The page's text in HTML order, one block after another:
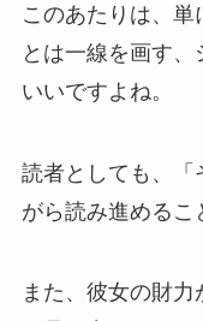
このあたりは、
とは一線を画す
いいですよね。
読者としても、「
がら読み進めるこ
また、彼女の財